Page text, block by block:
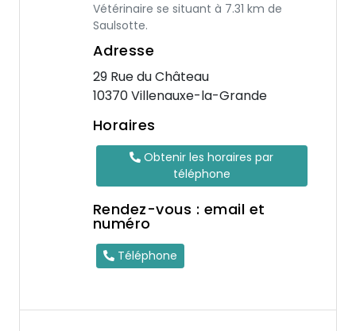
Vétérinaire se situant à 7.31 km de
Saulsotte.
Adresse
29 Rue du Château
10370 Villenauxe-la-Grande
Horaires
Obtenir les horaires par
téléphone
Rendez-vous : email et
numéro
Téléphone